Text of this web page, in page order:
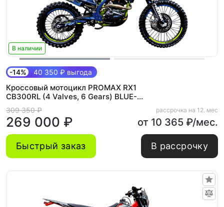
В наличии
-14% 40 350 ₽ выгода
Кроссовый мотоцикл PROMAX RX1
CB300RL (4 Valves, 6 Gears) BLUE-
GREEN
309 350 ₽
269 000 ₽
рассрочка на 12. мес
от 10 365 ₽/мес.
Быстрый заказ В рассрочку